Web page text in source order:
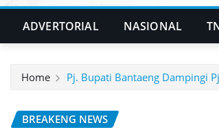
ADVERTORIAL NASIONAL
Home Pj. Bupati Bantaeng Dampingi
BREAKENG NEWS